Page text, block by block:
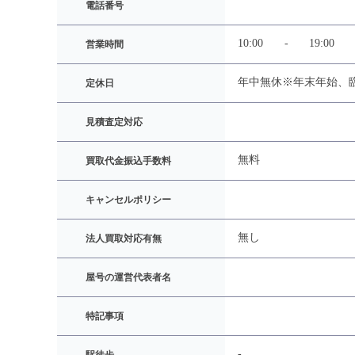
電話番号
営業時間 10:00 - 19:00
定休日 年中無休※年末年始、
見積査定対応
買取代金振込手数料 無料
キャンセルポリシー
法人買取対応有無 無し
屋号の運営代表者名
特記事項